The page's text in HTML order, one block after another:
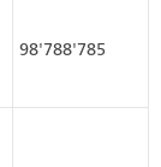
98'788'785